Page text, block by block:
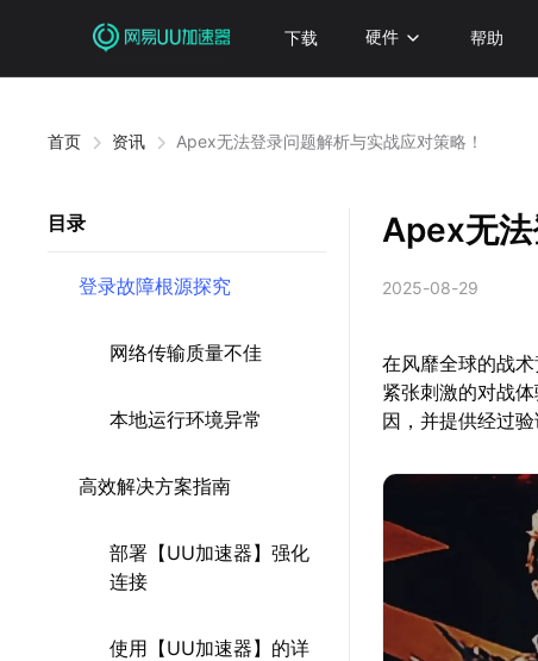
下载 硬件 帮助
首页 资讯 Apex无法登录问题解析与实战应对策略！
目录
登录故障根源探究
网络传输质量不佳
本地运行环境异常
高效解决方案指南
部署【UU加速器】强化
连接
使用【UU加速器】的详
Apex无法
2025-08-29
在风靡全球的战
紧张刺激的对战
因，并提供经过